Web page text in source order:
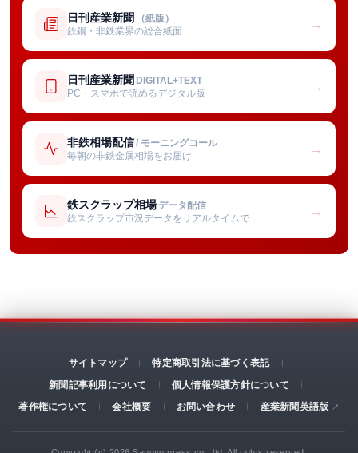
日刊産業新聞 （紙版）
鉄鋼・非鉄業界の総合紙面
→
日刊産業新聞 DIGITAL+TEXT
PC・スマホで読めるデジタル版
→
非鉄相場配信/ モーニングコール
毎朝の非鉄金属相場をお届け
→
鉄スクラップ相場 データ配信
鉄スクラップ市況データをリアルタイムで
→
サイトマップ
特定商取引法に基づく表記
新聞記事利用について
個人情報保護方針について
著作権について
会社概要 お問い合わせ 産業新聞英語版